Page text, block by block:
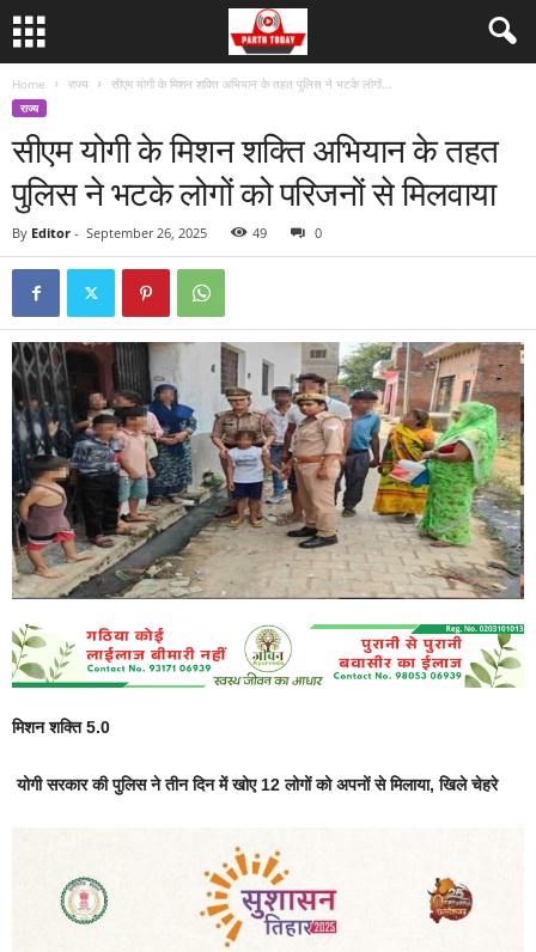
Home राज्य सीएम योगी के मिशन शक्ति अभियान के तहत पुलिस ने भटके लोगों...
राज्य
सीएम योगी के मिशन शक्ति अभियान के तहत
पुलिस ने भटके लोगों को परिजनों से मिलवाया
By Editor - September 26, 2025 49 0
मिशन शक्ति 5.0
योगी सरकार की पुलिस ने तीन दिन में खोए 12 लोगों को अपनों से मिलाया, खिले चेहरे